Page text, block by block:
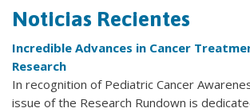
Noticias Recientes
Incredible Advances in Cancer
Research
In recognition of Pediatric Cancer
issue of the Research Rundown is